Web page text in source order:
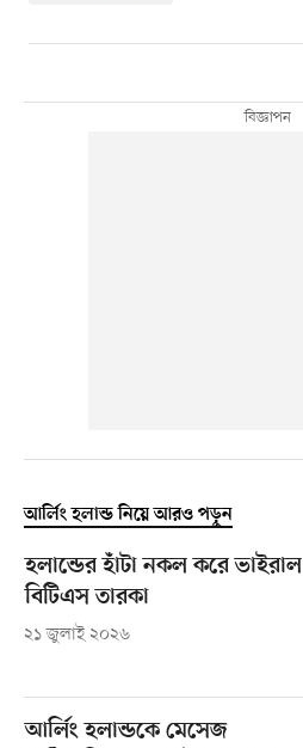
আর্লিং হলান্ড নিয়ে আরও পড়ুন
হলান্ডের হাঁটা নকল করে ভাইরাল
বিটিএস তারকা
২১ জুলাই ২০২৬
আর্লিং হলান্ডকে মেসেজ